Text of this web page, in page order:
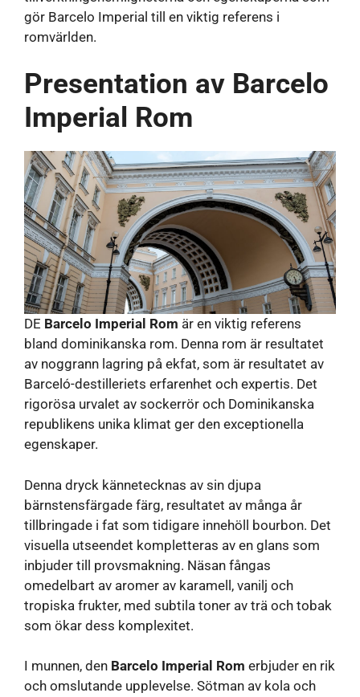
gör Barcelo Imperial till en viktig referens i
romvärlden.
Presentation av Barcelo
Imperial Rom
DE Barcelo Imperial Rom är en viktig referens
bland dominikanska rom. Denna rom är resultatet
av noggrann lagring på ekfat, som är resultatet av
Barceló-destilleriets erfarenhet och expertis. Det
rigorösa urvalet av sockerrör och Dominikanska
republikens unika klimat ger den exceptionella
egenskaper.
Denna dryck kännetecknas av sin djupa
bärnstensfärgade färg, resultatet av många år
tillbringade i fat som tidigare innehöll bourbon. Det
visuella utseendet kompletteras av en glans som
inbjuder till provsmakning. Näsan fångas
omedelbart av aromer av karamell, vanilj och
tropiska frukter, med subtila toner av trä och tobak
som ökar dess komplexitet.
I munnen, den Barcelo Imperial Rom erbjuder en rik
och omslutande upplevelse. Sötman av kola och